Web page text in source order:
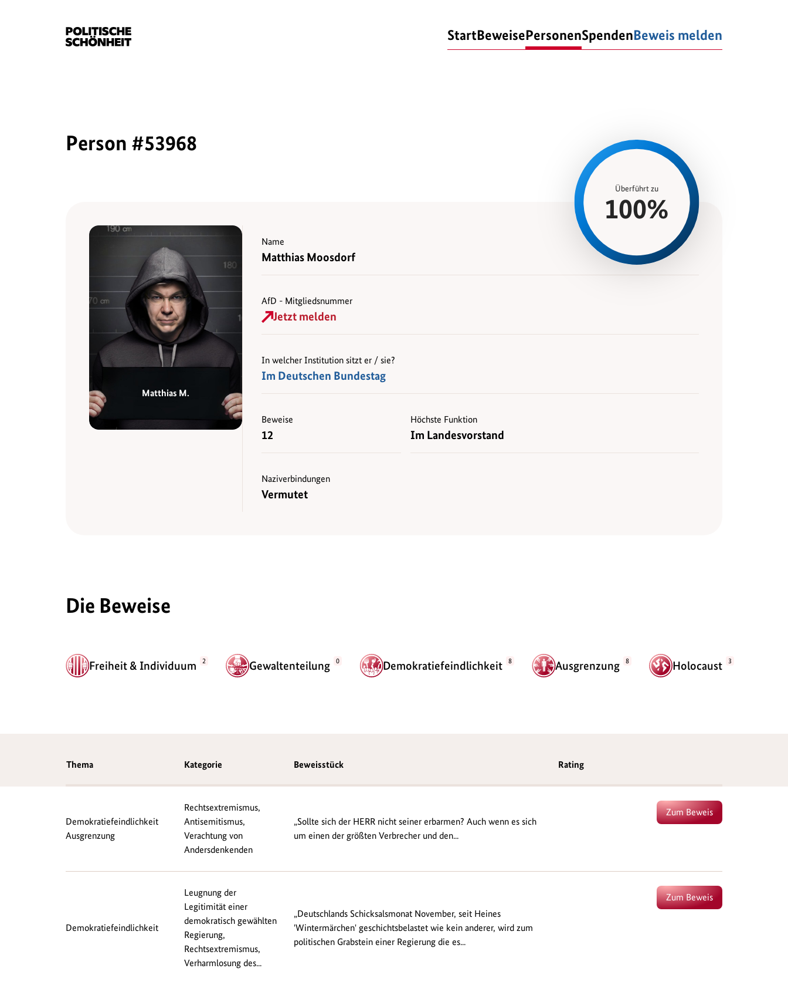
StartBeweisePersonenSpendenBeweis melden
Person #53968
Matthias M.
Name
Matthias Moosdorf
AfD - Mitgliedsnummer
Jetzt melden
In welcher Institution sitzt er / sie?
Im Deutschen Bundestag
Beweise
12
Höchste Funktion
Im Landesvorstand
Naziverbindungen
Vermutet
Überführt zu
100%
Die Beweise
Freiheit & Individuum 2 Gewaltenteilung 0 Demokratiefeindlichkeit 8 Ausgrenzung 8 Holocaust 3
Thema Kategorie Beweisstück Rating
Thema
Demokratiefeindlichkeit
Ausgrenzung
Rechtsextremismus,
Antisemitismus,
Verachtung von
Andersdenkenden
„Sollte sich der HERR nicht seiner erbarmen? Auch wenn es sich
um einen der größten Verbrecher und den...
Zum Beweis
Demokratiefeindlichkeit
Leugnung der
Legitimität einer
demokratisch gewählten
Regierung,
Rechtsextremismus,
Verharmlosung des...
„Deutschlands Schicksalsmonat November, seit Heines
'Wintermärchen' geschichtsbelastet wie kein anderer, wird zum
politischen Grabstein einer Regierung die es...
Zum Beweis